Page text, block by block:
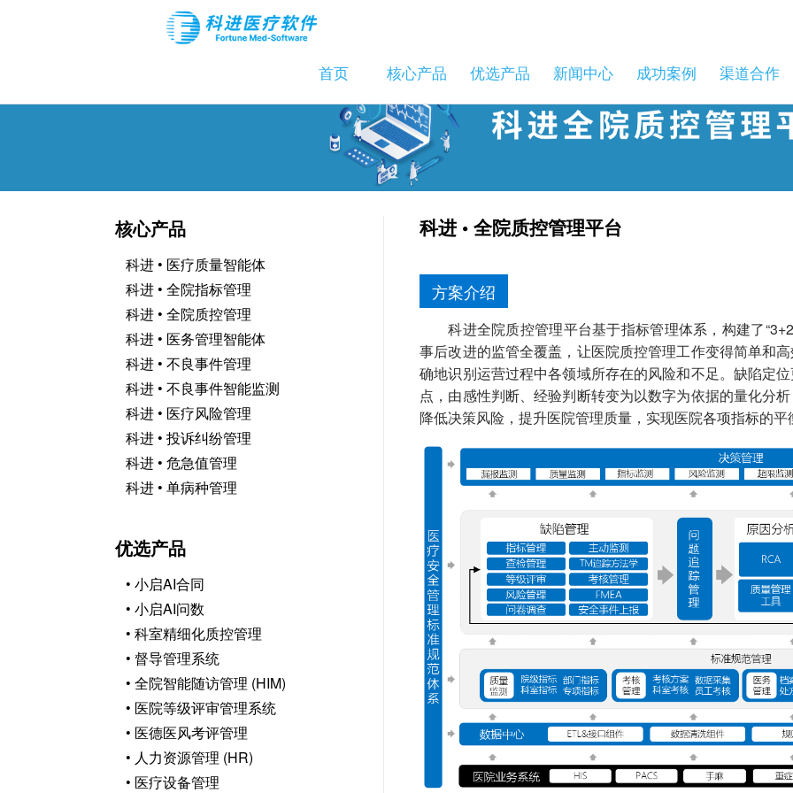
首页 核心产品 优选产品 新闻中心 成功案例 渠道合作
核心产品
科进 • 医疗质量智能体
科进 • 全院指标管理
科进 • 全院质控管理
科进 • 医务管理智能体
科进 • 不良事件管理
科进 • 不良事件智能监测
科进 • 医疗风险管理
科进 • 投诉纠纷管理
科进 • 危急值管理
科进 • 单病种管理
优选产品
• 小启AI合同
• 小启AI问数
• 科室精细化质控管理
• 督导管理系统
• 全院智能随访管理 (HIM)
• 医院等级评审管理系统
• 医德医风考评管理
• 人力资源管理 (HR)
• 医疗设备管理
科进 • 全院质控管理平台
方案介绍
科进全院质控管理平台基于指标管理体系，构建了
事后改进的监管全覆盖，让医院质控管理工作变得简单和
确地识别运营过程中各领域所存在的风险和不足。缺陷定
点，由感性判断、经验判断转变为以数字为依据的量化分
降低决策风险，提升医院管理质量，实现医院各项指标的平